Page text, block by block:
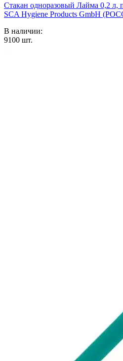
Стакан одноразовый Лайма 0,2 л,
SCA Hygiene Products GmbH
В наличии:
9100 шт.